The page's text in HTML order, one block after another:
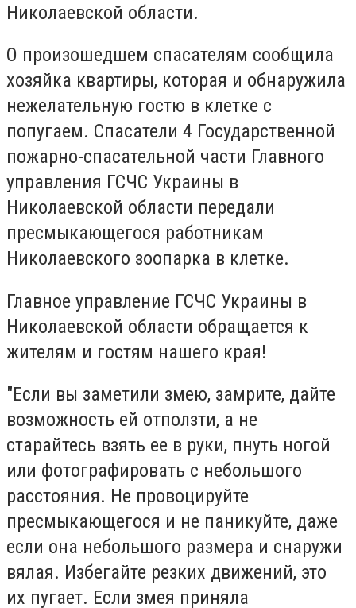
Николаевской области.
О произошедшем спасателям сообщила
хозяйка квартиры, которая и обнаружила
нежелательную гостю в клетке с
попугаем. Спасатели 4 Государственной
пожарно-спасательной части Главного
управления ГСЧС Украины в
Николаевской области передали
пресмыкающегося работникам
Николаевского зоопарка в клетке.
Главное управление ГСЧС Украины в
Николаевской области обращается к
жителям и гостям нашего края!
"Если вы заметили змею, замрите, дайте
возможность ей отползти, а не
старайтесь взять ее в руки, пнуть ногой
или фотографировать с небольшого
расстояния. Не провоцируйте
пресмыкающегося и не паникуйте, даже
если она небольшого размера и снаружи
вялая. Избегайте резких движений, это
их пугает. Если змея приняла